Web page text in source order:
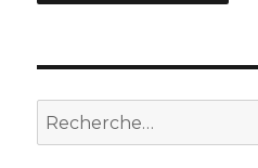
Recherche
pour